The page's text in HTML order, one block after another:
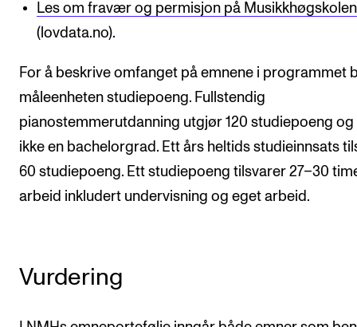
Les om fravær og permisjon på Musikkhøgskolen
(lovdata.no).
For å beskrive omfanget på emnene i programmet
måleenheten studiepoeng. Fullstendig
pianostemmerutdanning utgjør 120 studiepoeng og
ikke en bachelorgrad. Ett års heltids studieinnsats
60 studiepoeng. Ett studiepoeng tilsvarer 27–30
arbeid inkludert undervisning og eget arbeid.
Vurdering